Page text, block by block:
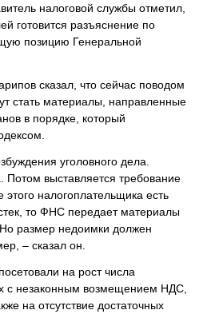
налоговой службы отметил,
готовится разъяснение по
позицию Генеральной
сказал, что сейчас поводом
стать материалы, направленные
в порядке, который
уголовного дела.
Потом выставляется требование
этого налогоплательщика есть
то ФНС передает материалы
размер недоимки должен
– сказал он.
на рост числа
с незаконным возмещением НДС,
на отсутствие достаточных